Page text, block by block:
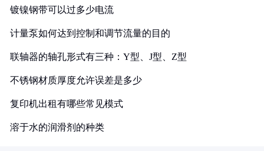
镀镍钢带可以过多少电流
计量泵如何达到控制和调节流量的目的
联轴器的轴孔形式有三种：Y型、J型、Z型
不锈钢材质厚度允许误差是多少
复印机出租有哪些常见模式
溶于水的润滑剂的种类